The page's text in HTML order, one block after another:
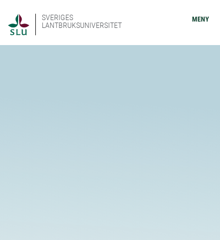
SVERIGES
LANTBRUKSUNIVERSITET
MENY